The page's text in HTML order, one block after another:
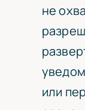
не
или